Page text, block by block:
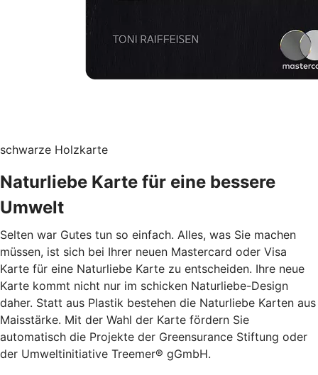
schwarze Holzkarte
Naturliebe Karte für eine bessere
Umwelt
Selten war Gutes tun so einfach. Alles, was Sie machen
müssen, ist sich bei Ihrer neuen Mastercard oder Visa
Karte für eine Naturliebe Karte zu entscheiden. Ihre neue
Karte kommt nicht nur im schicken Naturliebe-Design
daher. Statt aus Plastik bestehen die Naturliebe Karten aus
Maisstärke. Mit der Wahl der Karte fördern Sie
automatisch die Projekte der Greensurance Stiftung oder
der Umweltinitiative Treemer® gGmbH.